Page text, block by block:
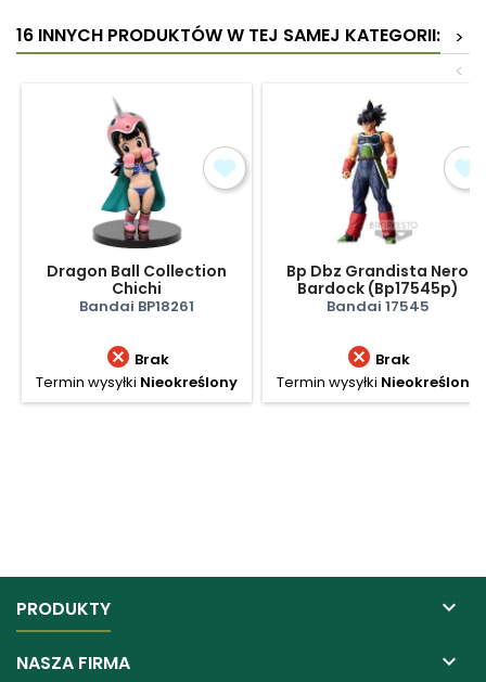
16 INNYCH PRODUKTÓW W TEJ SAMEJ KATEGORII:
>
<
Dragon Ball Collection
Chichi
Bandai BP18261
 Brak
Termin wysyłki Nieokreślony
Bp Dbz Grandista Nero
Bardock (Bp17545p)
Bandai 17545
 Brak
Termin wysyłki Nieokreślony
PRODUKTY 
NASZA FIRMA 